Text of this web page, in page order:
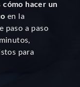
cómo hacer un
en la
paso a paso
para